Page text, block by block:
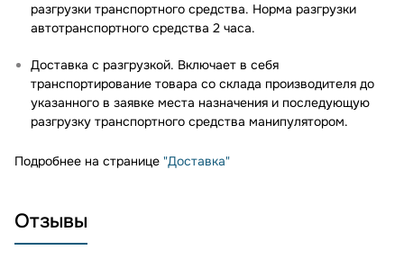
разгрузки транспортного средства. Норма разгрузки
автотранспортного средства 2 часа.
Доставка с разгрузкой. Включает в себя
транспортирование товара со склада производителя до
указанного в заявке места назначения и последующую
разгрузку транспортного средства манипулятором.
Подробнее на странице "Доставка"
Отзывы